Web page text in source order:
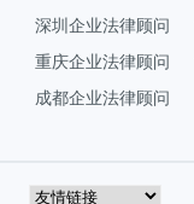
深圳企业法律顾问
重庆企业法律顾问
成都企业法律顾问